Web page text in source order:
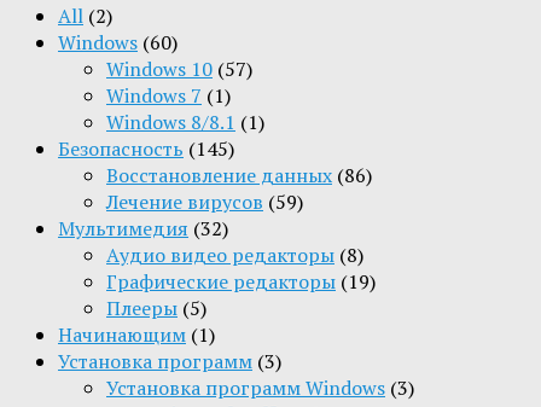
All (2)
Windows (60)
Windows 10 (57)
Windows 7 (1)
Windows 8/8.1 (1)
Безопасность (145)
Восстановление данных (86)
Лечение вирусов (59)
Мультимедия (32)
Aудио видео редакторы (8)
Графические редакторы (19)
Плееры (5)
Начинающим (1)
Установка программ (3)
Установка программ Windows (3)